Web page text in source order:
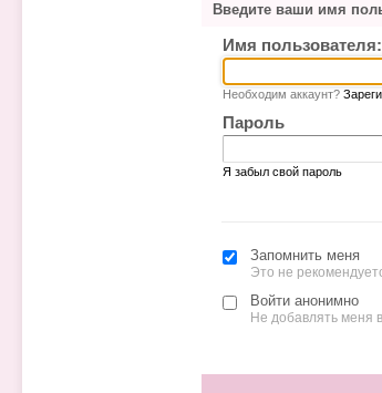
Введите ваши имя
Имя пользователя:
Необходим аккаунт?
Пароль
Я забыл свой пароль
Запомнить меня
Это не
Войти анонимно
Не добавлять меня